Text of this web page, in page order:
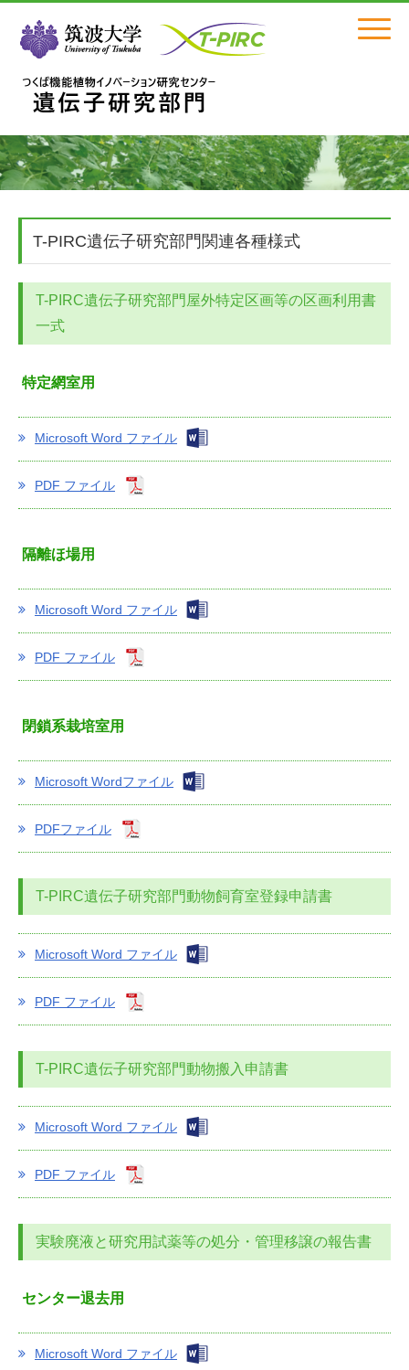
Click
T-PIRC遺伝子研究部門関連各種様式
T-PIRC遺伝子研究部門屋外特定区画等の区画利用書
一式
特定網室用
Microsoft Word ファイル
PDF ファイル
隔離ほ場用
Microsoft Word ファイル
PDF ファイル
閉鎖系栽培室用
Microsoft Wordファイル
PDFファイル
T-PIRC遺伝子研究部門動物飼育室登録申請書
Microsoft Word ファイル
PDF ファイル
T-PIRC遺伝子研究部門動物搬入申請書
Microsoft Word ファイル
PDF ファイル
実験廃液と研究用試薬等の処分・管理移譲の報告書
センター退去用
Microsoft Word ファイル